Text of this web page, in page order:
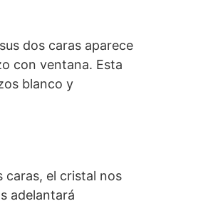
dos caras aparece
con ventana. Esta
blanco y
caras, el cristal nos
adelantará